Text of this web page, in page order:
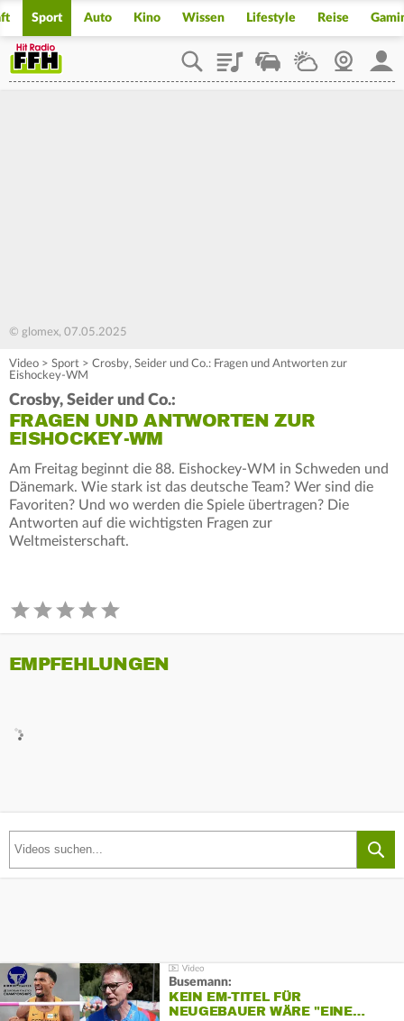
Sport Auto Kino Wissen Lifestyle Reise
PlaylistStaupilotWetterWebcam
© glomex, 07.05.2025
Video > Sport > Crosby, Seider und Co.: Fragen und Antworten zur
Eishockey-WM
Crosby, Seider und Co.:
FRAGEN UND ANTWORTEN ZUR
EISHOCKEY-WM
Am Freitag beginnt die 88. Eishockey-WM in Schweden und
Dänemark. Wie stark ist das deutsche Team? Wer sind die
Favoriten? Und wo werden die Spiele übertragen? Die
Antworten auf die wichtigsten Fragen zur
Weltmeisterschaft.
EMPFEHLUNGEN
Busemann:
KEIN EM-TITEL FÜR
NEUGEBAUER WÄRE "EINE…